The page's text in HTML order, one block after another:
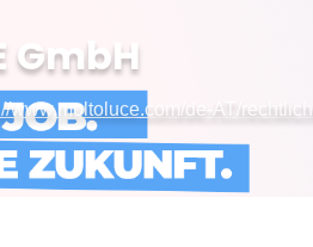
GmbH
www.moltoluce.com/de-AT/